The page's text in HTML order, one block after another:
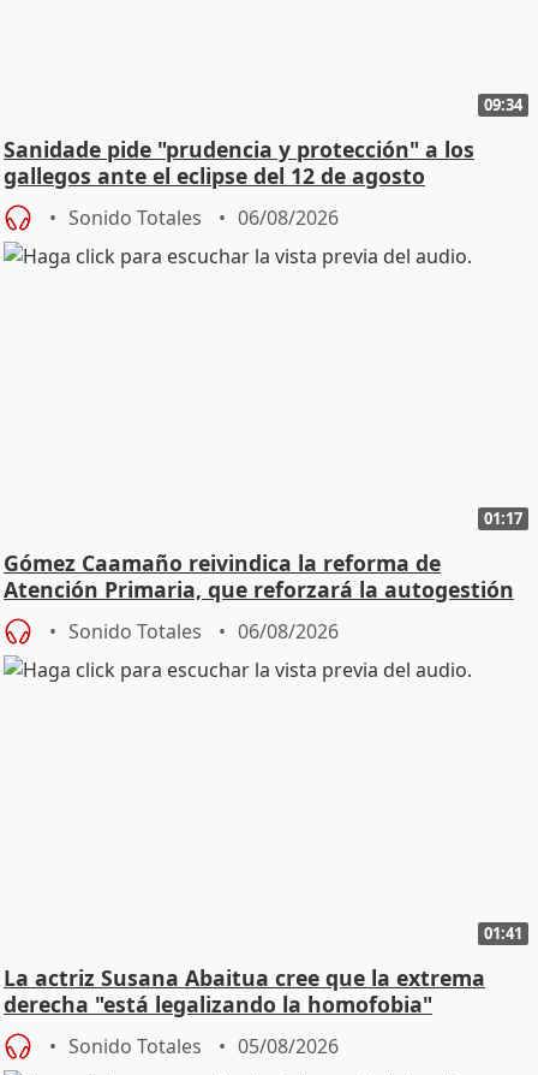
09:34
Sanidade pide "prudencia y protección" a los
gallegos ante el eclipse del 12 de agosto
Sonido Totales 06/08/2026
01:17
Gómez Caamaño reivindica la reforma de
Atención Primaria, que reforzará la autogestión
Sonido Totales 06/08/2026
01:41
La actriz Susana Abaitua cree que la extrema
derecha "está legalizando la homofobia"
Sonido Totales 05/08/2026